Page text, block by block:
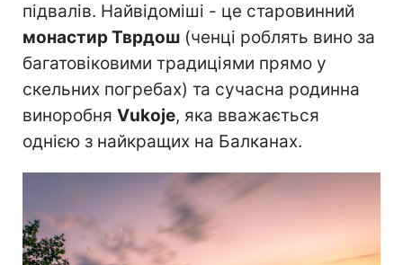
підвалів. Найвідоміші - це старовинний
монастир Тврдош (ченці роблять вино за
багатовіковими традиціями прямо у
скельних погребах) та сучасна родинна
виноробня Vukoje, яка вважається
однією з найкращих на Балканах.